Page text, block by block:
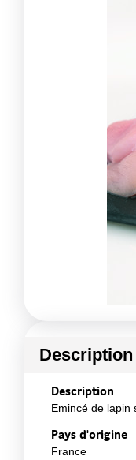
Description
Emincé de lapin
Pays d'origine
France